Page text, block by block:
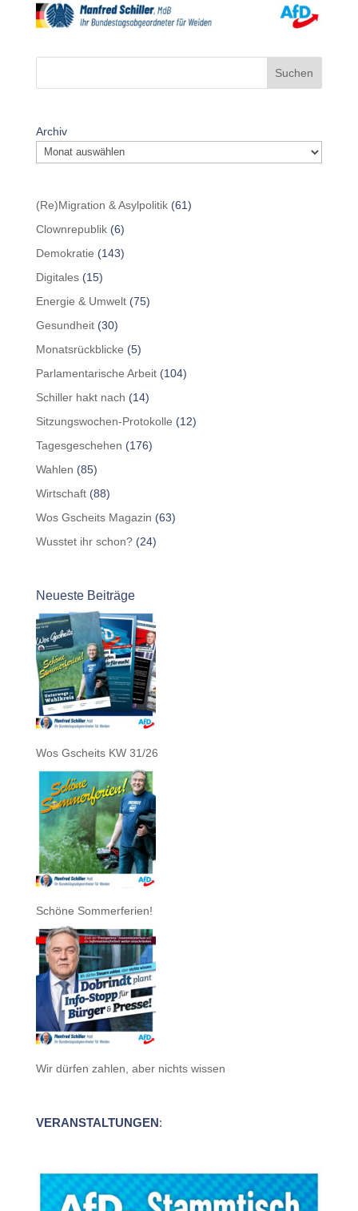
Suchen
Archiv
(Re)Migration & Asylpolitik(61)
Clownrepublik(6)
Demokratie (143)
Digitales(15)
Energie & Umwelt(75)
Gesundheit(30)
Monatsrückblicke (5)
Parlamentarische Arbeit(104)
Schiller hakt nach (14)
Sitzungswochen-Protokolle (12)
Tagesgeschehen (176)
Wahlen (85)
Wirtschaft(88)
Wos Gscheits Magazin (63)
Wusstet ihr schon?(24)
Neueste Beiträge
Wos Gscheits KW 31/26
Schöne Sommerferien!
Wir dürfen zahlen, aber nichts wissen
VERANSTALTUNGEN: